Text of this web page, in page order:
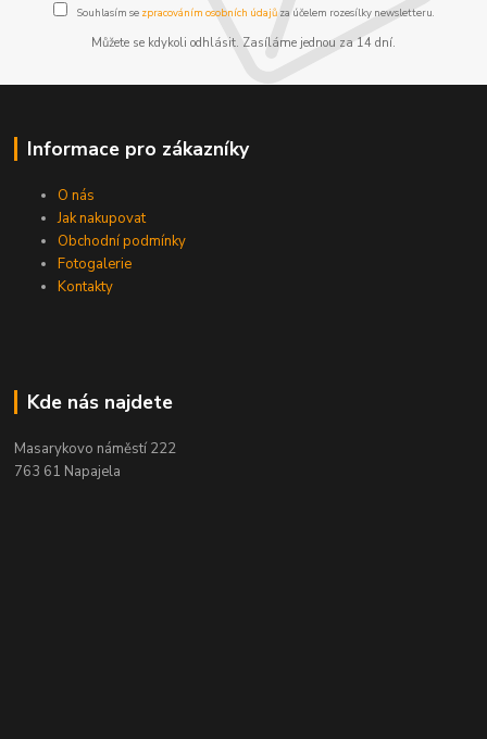
Souhlasím se zpracováním osobních údajůza účelem rozesílky newsletteru.
Můžete se kdykoli odhlásit. Zasíláme jednou za 14 dní.
Informace pro zákazníky
O nás
Jak nakupovat
Obchodní podmínky
Fotogalerie
Kontakty
Kde nás najdete
Masarykovo náměstí 222
763 61 Napajela